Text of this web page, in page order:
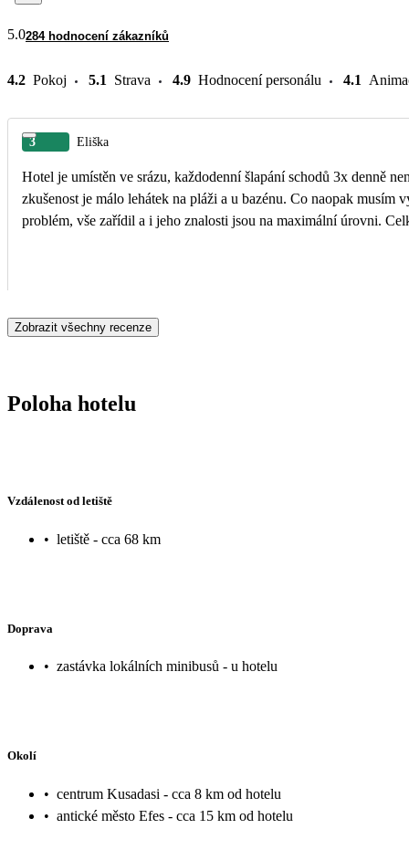
5.0284 hodnocení zákazníků
4.2 Pokoj 5.1 Strava 4.9 Hodnocení personálu 4.1
3 Eliška
Hotel je umístěn ve srázu, každodenní šlapání schodů 3x denně
zkušenost je málo lehátek na pláži a u bazénu. Co naopak
problém, vše zařídil a i jeho znalosti jsou na maximální úrovni.
Zobrazit všechny recenze
Poloha hotelu
Vzdálenost od letiště
• letiště - cca 68 km
Doprava
• zastávka lokálních minibusů - u hotelu
Okolí
• centrum Kusadasi - cca 8 km od hotelu
• antické město Efes - cca 15 km od hotelu